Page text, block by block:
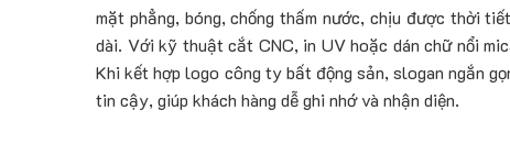
mặt phẳng, bóng, chống thấm nước, chịu được thời
dài. Với kỹ thuật cắt CNC, in UV hoặc dán chữ nổi
Khi kết hợp logo công ty bất động sản, slogan ngắn
tin cậy, giúp khách hàng dễ ghi nhớ và nhận diện.